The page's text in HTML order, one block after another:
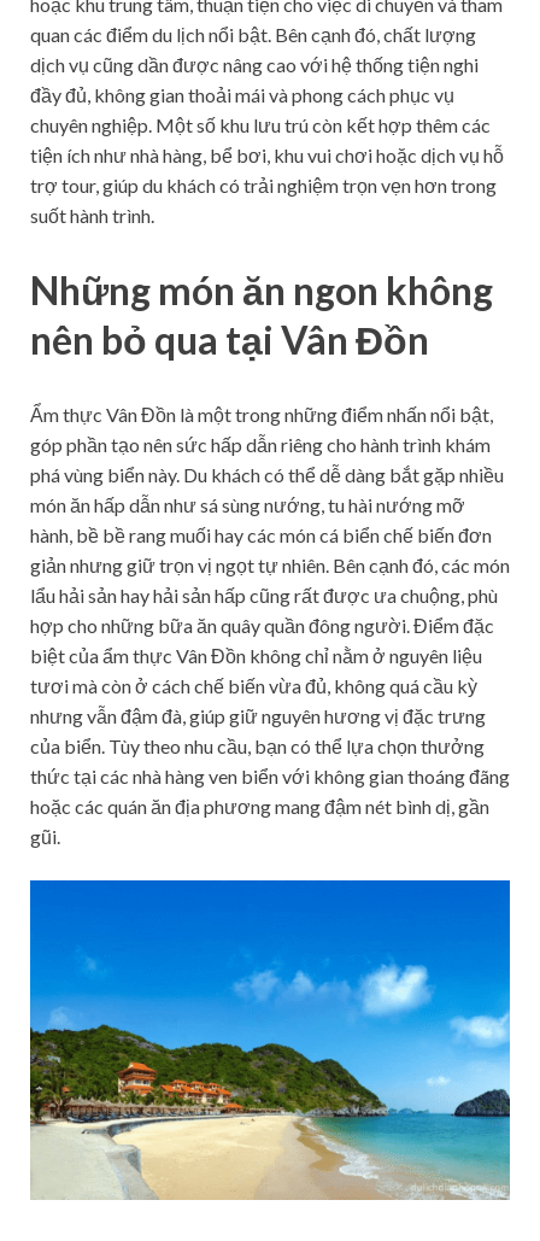
hoặc khu trung tâm, thuận tiện cho việc di chuyển và tham
quan các điểm du lịch nổi bật. Bên cạnh đó, chất lượng
dịch vụ cũng dần được nâng cao với hệ thống tiện nghi
đầy đủ, không gian thoải mái và phong cách phục vụ
chuyên nghiệp. Một số khu lưu trú còn kết hợp thêm các
tiện ích như nhà hàng, bể bơi, khu vui chơi hoặc dịch vụ hỗ
trợ tour, giúp du khách có trải nghiệm trọn vẹn hơn trong
suốt hành trình.
Những món ăn ngon không
nên bỏ qua tại Vân Đồn
Ẩm thực Vân Đồn là một trong những điểm nhấn nổi bật,
góp phần tạo nên sức hấp dẫn riêng cho hành trình khám
phá vùng biển này. Du khách có thể dễ dàng bắt gặp nhiều
món ăn hấp dẫn như sá sùng nướng, tu hài nướng mỡ
hành, bề bề rang muối hay các món cá biển chế biến đơn
giản nhưng giữ trọn vị ngọt tự nhiên. Bên cạnh đó, các món
lẩu hải sản hay hải sản hấp cũng rất được ưa chuộng, phù
hợp cho những bữa ăn quây quần đông người. Điểm đặc
biệt của ẩm thực Vân Đồn không chỉ nằm ở nguyên liệu
tươi mà còn ở cách chế biến vừa đủ, không quá cầu kỳ
nhưng vẫn đậm đà, giúp giữ nguyên hương vị đặc trưng
của biển. Tùy theo nhu cầu, bạn có thể lựa chọn thưởng
thức tại các nhà hàng ven biển với không gian thoáng đãng
hoặc các quán ăn địa phương mang đậm nét bình dị, gần
gũi.